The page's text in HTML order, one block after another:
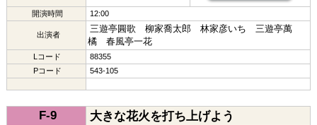
開演時間 12:00
出演者
三遊亭圓歌 柳家喬太郎 林家彦いち 三遊亭萬
橘 春風亭一花
Lコード
88355
Pコード
543-105
F-9 大きな花火を打ち上げよう